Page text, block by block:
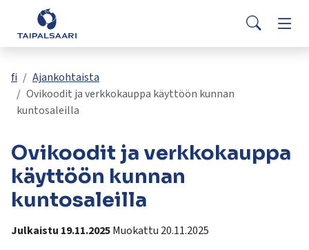
Siirry pääsisältöön
Palaute
Yhteystiedot
Valitse
oleva
tulos
ylös-
alasnuolilla.
Siirry
valittuun
hakutulokseen
enteriä.
Asuminen ja rakentaminen
Opetus ja kasvatus
Hyvinvointi ja terveys
Kulttuuri ja vapaa-aika
Kunta ja päätöksenteko
fi
Ajankohtaista
Ovikoodit ja verkkokauppa käyttöön kunnan
kuntosaleilla
Ovikoodit ja verkkokauppa
käyttöön kunnan
kuntosaleilla
Julkaistu 19.11.2025Muokattu 20.11.2025